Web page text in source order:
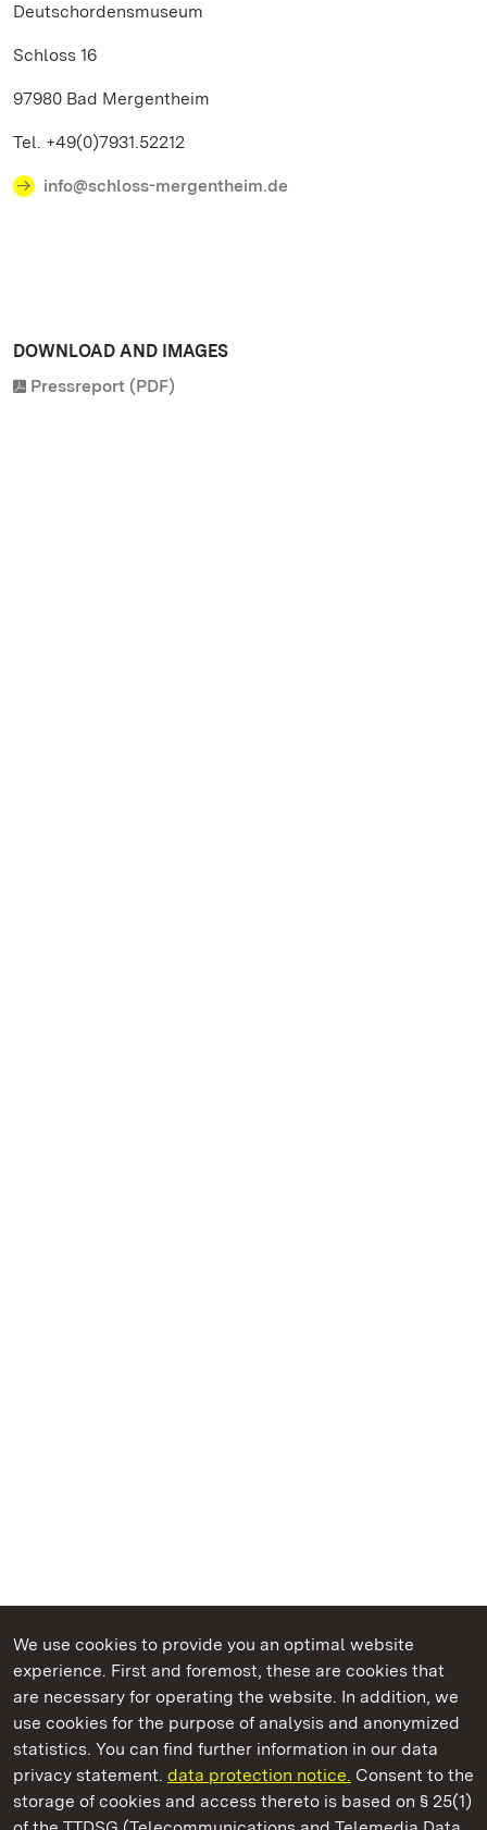
We use cookies to provide you an optimal website
experience. First and foremost, these are cookies that
are necessary for operating the website. In addition, we
use cookies for the purpose of analysis and anonymized
statistics. You can find further information in our data
privacy statement. data protection notice. Consent to the
storage of cookies and access thereto is based on § 25(1)
Deutschordensmuseum
Schloss 16
97980 Bad Mergentheim
Tel. +49(0)7931.52212
info@schloss-mergentheim.de
DOWNLOAD AND IMAGES
Pressreport (PDF)
State Palaces and Gardens of Baden-Wuerttemberg